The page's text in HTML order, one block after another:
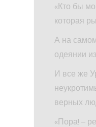
«Кто бы
которая
А на
одеянии
И все же
верных
«Пора! –